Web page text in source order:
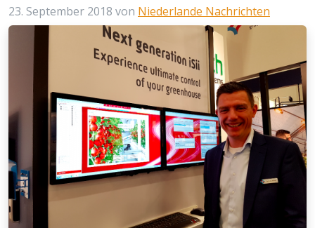
23. September 2018 von Niederlande Nachrichten